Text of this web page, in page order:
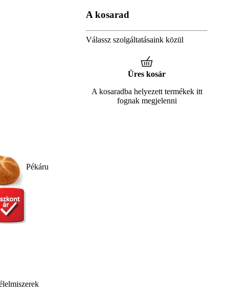
Pékáru
A kosarad
Válassz szolgáltatásaink közül
Üres kosár
A kosaradba helyezett termékek itt
fognak megjelenni